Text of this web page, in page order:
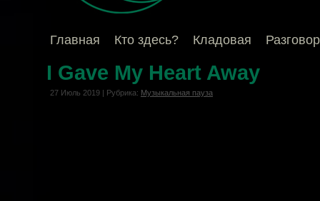
Главная Кто здесь? Кладовая
I Gave My Heart Away
27 Июль 2019 | Рубрика: Музыкальная пауза